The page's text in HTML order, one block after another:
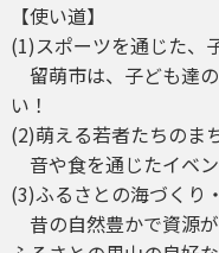
【使い道】
(1)スポーツを通じた、
留萌市は、子ども達
い！
(2)萌える若者たちのま
音や食を通じたイベ
(3)ふるさとの海づくり
昔の自然豊かで資源